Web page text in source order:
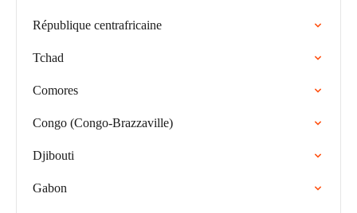
République centrafricaine
Tchad
Comores
Congo (Congo-Brazzaville)
Djibouti
Gabon